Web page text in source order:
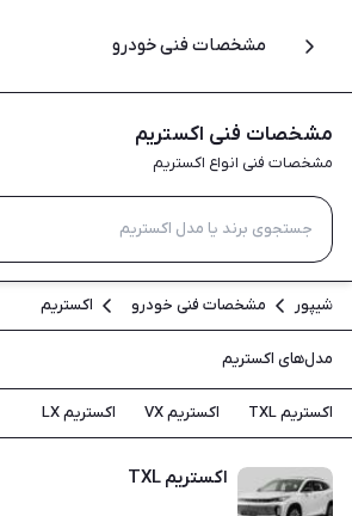
مشخصات فنی خودرو
شیپور مشخصات فنی خودرو اکستریم
مدل‌های اکستریم
اکستریم TXL اکستریم VX اکستریم LX
مشخصات فنی اکستریم
مشخصات فنی انواع اکستریم
اکستریم TXL